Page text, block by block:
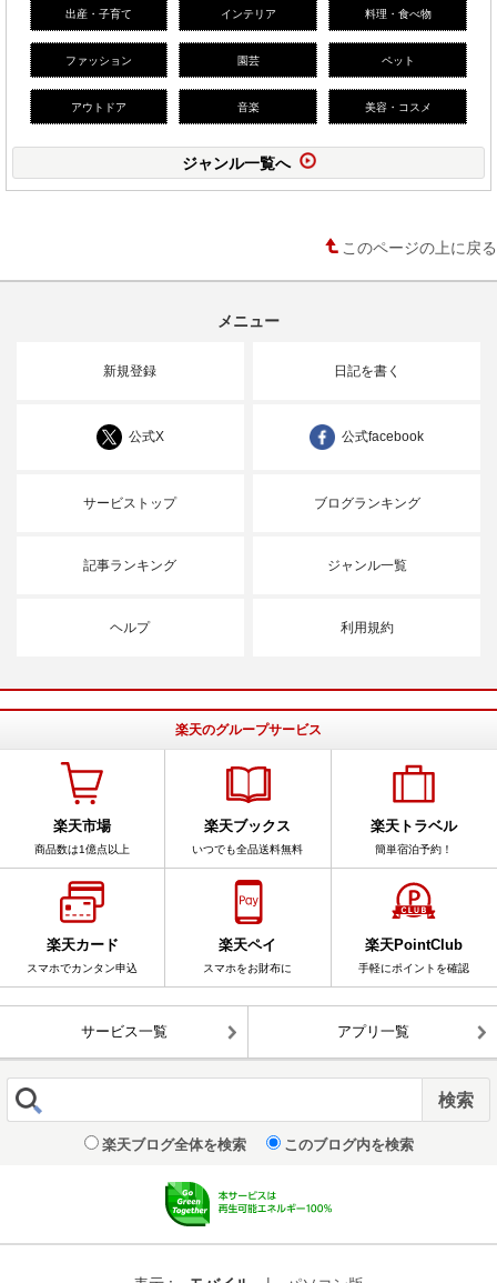
出産・子育て インテリア 料理・食べ物
ファッション 園芸 ペット
アウトドア 音楽 美容・コスメ
ジャンル一覧へ
このページの上に戻る
メニュー
新規登録 日記を書く
公式X 公式facebook
サービストップ ブログランキング
記事ランキング ジャンル一覧
ヘルプ 利用規約
楽天のグループサービス
楽天市場
商品数は1億点以上
楽天ブックス
いつでも全品送料無料
楽天トラベル
簡単宿泊予約！
楽天カード
スマホでカンタン申込
楽天ペイ
スマホをお財布に
楽天PointClub
手軽にポイントを確認
サービス一覧 アプリ一覧
楽天ブログ全体を検索 このブログ内を検索